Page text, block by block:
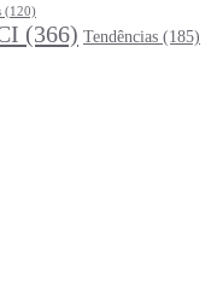
(120)
(366) Tendências (185)